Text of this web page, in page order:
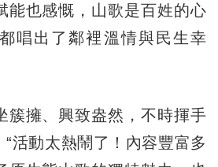
能也感慨，山歌是百姓的心
唱出了鄰裡溫情與民生幸
擁、興致盎然，不時揮手
活動太熱鬧了！內容豐富多